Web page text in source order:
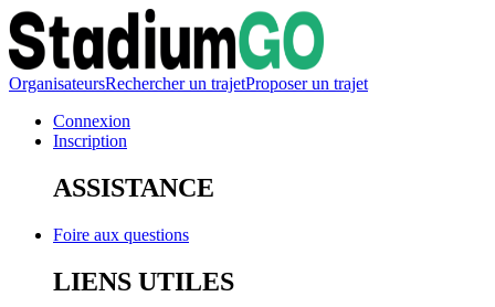
OrganisateursRechercher un trajetProposer un trajet
Connexion
Inscription
ASSISTANCE
Foire aux questions
LIENS UTILES